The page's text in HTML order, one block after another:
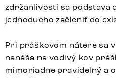
zdržanlivosti sa podstava
jednoducho začleniť do
Pri práškovom nátere sa
nanáša na vodivý kov
mimoriadne pravidelný a